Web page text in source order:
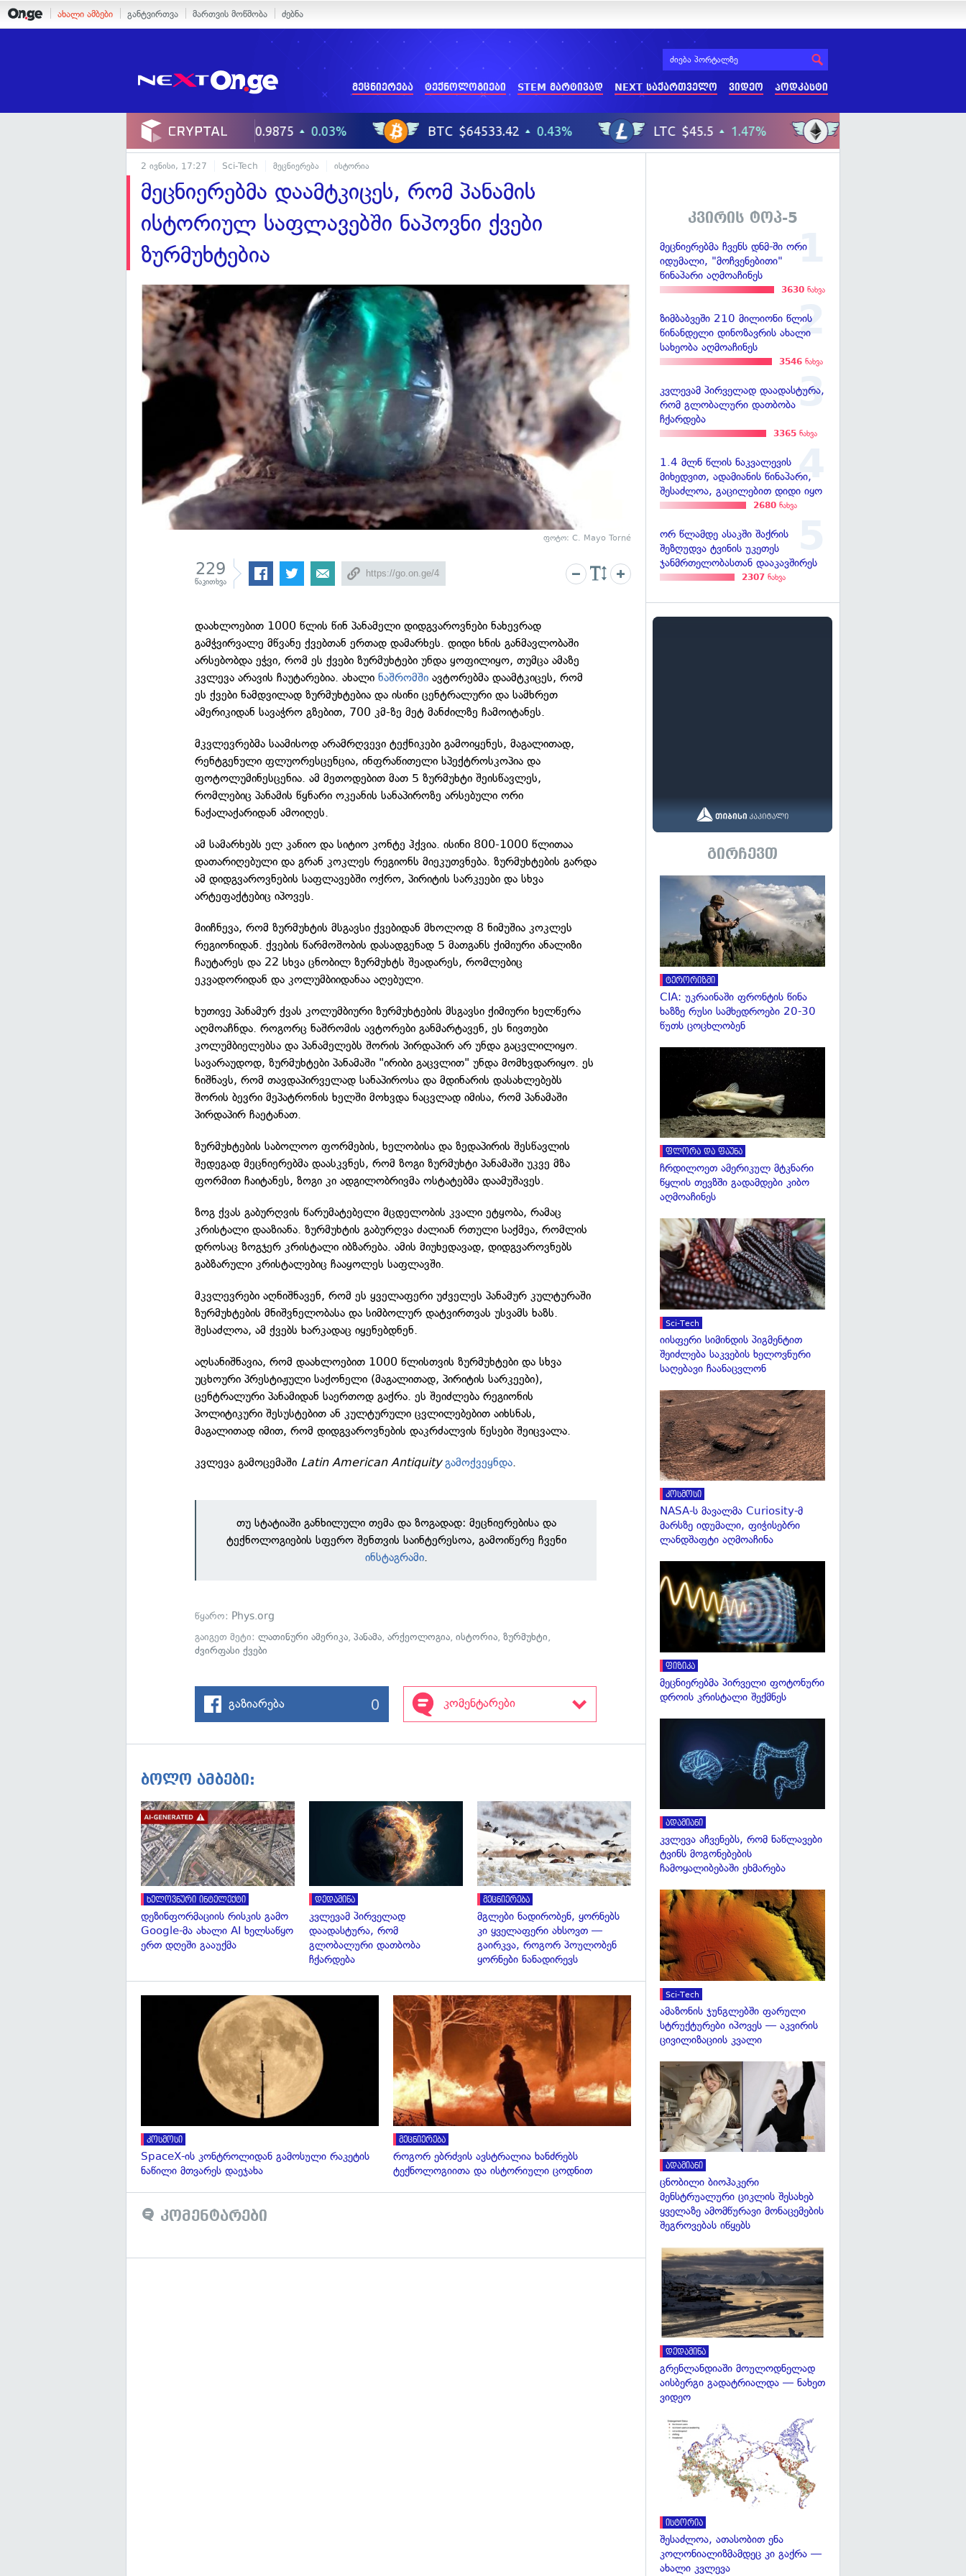
ახალი ამბები განტვირთვა მართვის მოწმობა ძებნა
მეცნიერება ტექნოლოგიები STEM მარტივად NEXT საქართველო ვიდეო პოდკასტი
2 ივნისი, 17:27 Sci-Tech მეცნიერება ისტორია
მეცნიერებმა დაამტკიცეს, რომ პანამის
ისტორიულ საფლავებში ნაპოვნი ქვები
ზურმუხტებია
ფოტო: C. Mayo Torné
229
წაკითხვა
დაახლოებით 1000 წლის წინ პანამელი დიდგვაროვნები ნახევრად
გამჭვირვალე მწვანე ქვებთან ერთად დამარხეს. დიდი ხნის განმავლობაში
არსებობდა ეჭვი, რომ ეს ქვები ზურმუხტები უნდა ყოფილიყო, თუმცა ამაზე
კვლევა არავის ჩაუტარებია. ახალინაშრომში ავტორებმა დაამტკიცეს, რომ
ეს ქვები ნამდვილად ზურმუხტებია და ისინი ცენტრალური და სამხრეთ
ამერიკიდან სავაჭრო გზებით, 700 კმ-ზე მეტ მანძილზე ჩამოიტანეს.
მკვლევრებმა საამისოდ არამრღვევი ტექნიკები გამოიყენეს, მაგალითად,
რენტგენული ფლუორესცენცია, ინფრაწითელი სპექტროსკოპია და
ფოტოლუმინესცენია. ამ მეთოდებით მათ 5 ზურმუხტი შეისწავლეს,
რომლებიც პანამის წყნარი ოკეანის სანაპიროზე არსებული ორი
ნაქალაქარიდან ამოიღეს.
ამ სამარხებს ელ კანიო და სიტიო კონტე ჰქვია. ისინი 800-1000 წლითაა
დათარიღებული და გრან კოკლეს რეგიონს მიეკუთვნება. ზურმუხტების გარდა
ამ დიდგვაროვნების საფლავებში ოქრო, პირიტის სარკეები და სხვა
არტეფაქტებიც იპოვეს.
მიიჩნევა, რომ ზურმუხტის მსგავსი ქვებიდან მხოლოდ 8 ნიმუშია კოკლეს
რეგიონიდან. ქვების წარმოშობის დასადგენად 5 მათგანს ქიმიური ანალიზი
ჩაუტარეს და 22 სხვა ცნობილ ზურმუხტს შეადარეს, რომლებიც
ეკვადორიდან და კოლუმბიიდანაა აღებული.
ხუთივე პანამურ ქვას კოლუმბიური ზურმუხტების მსგავსი ქიმიური ხელწერა
აღმოაჩნდა. როგორც ნაშრომის ავტორები განმარტავენ, ეს ნივთები
კოლუმბიელებსა და პანამელებს შორის პირდაპირ არ უნდა გაცვლილიყო.
სავარაუდოდ, ზურმუხტები პანამაში "ირიბი გაცვლით" უნდა მომხვდარიყო. ეს
ნიშნავს, რომ თავდაპირველად სანაპიროსა და მდინარის დასახლებებს
შორის ბევრი მეპატრონის ხელში მოხვდა ნაცვლად იმისა, რომ პანამაში
პირდაპირ ჩაეტანათ.
ზურმუხტების საბოლოო ფორმების, ხელობისა და ზედაპირის შესწავლის
შედეგად მეცნიერებმა დაასკვნეს, რომ ზოგი ზურმუხტი პანამაში უკვე მზა
ფორმით ჩაიტანეს, ზოგი კი ადგილობრივმა ოსტატებმა დაამუშავეს.
ზოგ ქვას გაბურღვის წარუმატებელი მცდელობის კვალი ეტყობა, რამაც
კრისტალი დააზიანა. ზურმუხტის გაბურღვა ძალიან რთული საქმეა, რომლის
დროსაც ზოგჯერ კრისტალი იბზარება. ამის მიუხედავად, დიდგვაროვნებს
გაბზარული კრისტალებიც ჩააყოლეს საფლავში.
მკვლევრები აღნიშნავენ, რომ ეს ყველაფერი უძველეს პანამურ კულტურაში
ზურმუხტების მნიშვნელობასა და სიმბოლურ დატვირთვას უსვამს ხაზს.
შესაძლოა, ამ ქვებს ხარკადაც იყენებდნენ.
აღსანიშნავია, რომ დაახლოებით 1000 წლისთვის ზურმუხტები და სხვა
უცხოური პრესტიჟული საქონელი (მაგალითად, პირიტის სარკეები),
ცენტრალური პანამიდან საერთოდ გაქრა. ეს შეიძლება რეგიონის
პოლიტიკური შესუსტებით ან კულტურული ცვლილებებით აიხსნას,
მაგალითად იმით, რომ დიდგვაროვნების დაკრძალვის წესები შეიცვალა.
კვლევა გამოცემაში Latin American Antiquityგამოქვეყნდა.
თუ სტატიაში განხილული თემა და ზოგადად: მეცნიერებისა და
ტექნოლოგიების სფერო შენთვის საინტერესოა, გამოიწერე ჩვენი
ინსტაგრამი.
წყარო: Phys.org
გაიგეთ მეტი:ლათინური ამერიკა,პანამა,არქეოლოგია,ისტორია,ზურმუხტი,
ძვირფასი ქვები
გაზიარება 0 კომენტარები
ბოლო ამბები:
გადახედვა
ხელოვნური ინტელექტი
დეზინფორმაციის რისკის გამო
Google-მა ახალი AI ხელსაწყო
ერთ დღეში გააუქმა
გადახედვა
დედამიწა
კვლევამ პირველად
დაადასტურა, რომ
გლობალური დათბობა
ჩქარდება
გადახედვა
მეცნიერება
მგლები ნადირობენ, ყორნებს
კი ყველაფერი ახსოვთ —
გაირკვა, როგორ პოულობენ
ყორნები ნანადირევს
გადახედვა
კოსმოსი
SpaceX-ის კონტროლიდან გამოსული რაკეტის
ნაწილი მთვარეს დაეჯახა
გადახედვა
მეცნიერება
როგორ ებრძვის ავსტრალია ხანძრებს
ტექნოლოგიითა და ისტორიული ცოდნით
კომენტარები
კვირის ტოპ-5
მეცნიერებმა ჩვენს დნმ-ში ორი
იდუმალი, "მოჩვენებითი"
წინაპარი აღმოაჩინეს
3630 ნახვა
ზიმბაბვეში 210 მილიონი წლის
წინანდელი დინოზავრის ახალი
სახეობა აღმოაჩინეს
3546 ნახვა
კვლევამ პირველად დაადასტურა,
რომ გლობალური დათბობა
ჩქარდება
3365 ნახვა
1.4 მლნ წლის ნაკვალევის
მიხედვით, ადამიანის წინაპარი,
შესაძლოა, გაცილებით დიდი იყო
2680 ნახვა
ორ წლამდე ასაკში შაქრის
შეზღუდვა ტვინის უკეთეს
ჯანმრთელობასთან დააკავშირეს
2307 ნახვა
გირჩევთ
ტერორიზმი
CIA: უკრაინაში ფრონტის წინა
ხაზზე რუსი სამხედროები 20-30
წუთს ცოცხლობენ
ფლორა და ფაუნა
ჩრდილოეთ ამერიკულ მტკნარი
წყლის თევზში გადამდები კიბო
აღმოაჩინეს
Sci-Tech
იისფერი სიმინდის პიგმენტით
შეიძლება საკვების ხელოვნური
საღებავი ჩაანაცვლონ
კოსმოსი
NASA-ს მავალმა Curiosity-მ
მარსზე იდუმალი, ფიჭისებრი
ლანდშაფტი აღმოაჩინა
ფიზიკა
მეცნიერებმა პირველი ფოტონური
დროის კრისტალი შექმნეს
ადამიანი
კვლევა აჩვენებს, რომ ნაწლავები
ტვინს მოგონებების
ჩამოყალიბებაში ეხმარება
Sci-Tech
ამაზონის ჯუნგლებში ფარული
სტრუქტურები იპოვეს — აკვირის
ცივილიზაციის კვალი
ადამიანი
ცნობილი ბიოჰაკერი
მენსტრუალური ციკლის შესახებ
ყველაზე ამომწურავი მონაცემების
შეგროვებას იწყებს
დედამიწა
გრენლანდიაში მოულოდნელად
აისბერგი გადატრიალდა — ნახეთ
ვიდეო
ისტორია
შესაძლოა, ათასობით ენა
კოლონიალიზმამდეც კი გაქრა —
ახალი კვლევა